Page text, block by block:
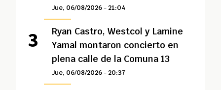
Jue, 06/08/2026 - 21:04
Ryan Castro, Westcol y Lamine
Yamal montaron concierto en
plena calle de la Comuna 13
Jue, 06/08/2026 - 20:37